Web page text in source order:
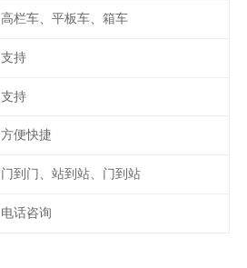
高栏车、平板车、箱车
支持
支持
方便快捷
门到门、站到站、门到站
电话咨询